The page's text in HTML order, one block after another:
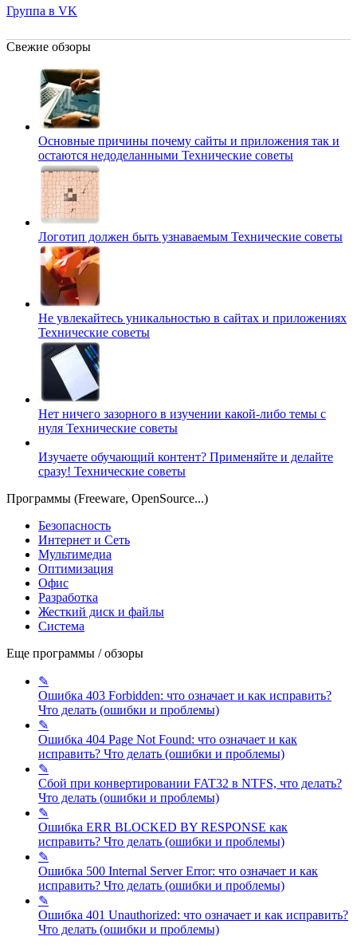
Группа в VK
Свежие обзоры
Основные причины почему сайты и приложения так и
остаются недоделанными Технические советы
Логотип должен быть узнаваемым Технические советы
Не увлекайтесь уникальностью в сайтах и приложениях
Технические советы
Нет ничего зазорного в изучении какой-либо темы с
нуля Технические советы
Изучаете обучающий контент? Применяйте и делайте
сразу! Технические советы
Программы (Freeware, OpenSource...)
Безопасность
Интернет и Сеть
Мультимедиа
Оптимизация
Офис
Разработка
Жесткий диск и файлы
Система
Еще программы / обзоры
✎
Ошибка 403 Forbidden: что означает и как исправить?
Что делать (ошибки и проблемы)
✎
Ошибка 404 Page Not Found: что означает и как
исправить? Что делать (ошибки и проблемы)
✎
Сбой при конвертировании FAT32 в NTFS, что делать?
Что делать (ошибки и проблемы)
✎
Ошибка ERR BLOCKED BY RESPONSE как
исправить? Что делать (ошибки и проблемы)
✎
Ошибка 500 Internal Server Error: что означает и как
исправить? Что делать (ошибки и проблемы)
✎
Ошибка 401 Unauthorized: что означает и как исправить?
Что делать (ошибки и проблемы)